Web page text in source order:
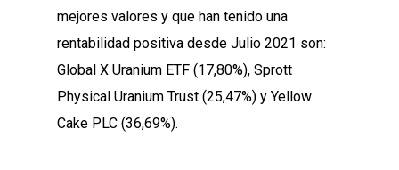
mejores valores y que han tenido una
rentabilidad positiva desde Julio 2021 son:
Global X Uranium ETF (17,80%), Sprott
Physical Uranium Trust (25,47%) y Yellow
Cake PLC (36,69%).